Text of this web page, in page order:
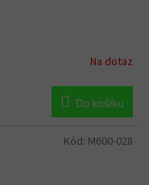
Na dotaz
Do košíku
Kód: M600-028